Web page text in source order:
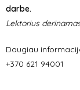
darbe.
Lektorius
Daugiau
+370 621 94001